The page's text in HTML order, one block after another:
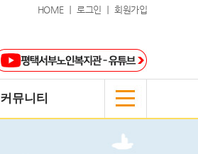
HOME ｜ 로그인 ｜ 회원가입
커뮤니티